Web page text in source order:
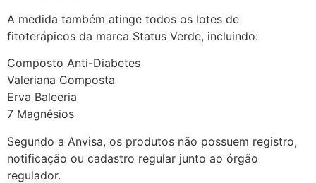
A medida também atinge todos os lotes de
fitoterápicos da marca Status Verde, incluindo:
Composto Anti-Diabetes
Valeriana Composta
Erva Baleeria
7 Magnésios
Segundo a Anvisa, os produtos não possuem registro,
notificação ou cadastro regular junto ao órgão
regulador.